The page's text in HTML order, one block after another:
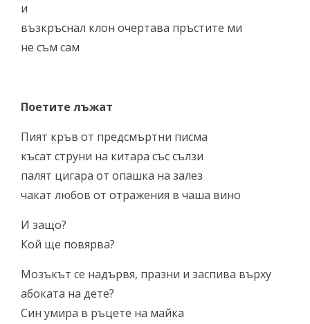
и
възкръснал клон очертава пръстите ми
не съм сам
Поетите лъжат
Пият кръв от предсмъртни писма
късат струни на китара със сълзи
палят цигара от опашка на залез
чакат любов от отражения в чаша вино
И защо?
Кой ще повярва?
Мозъкът се надървя, празни и заспива върху
абоката на дете?
Син умира в ръцете на майка